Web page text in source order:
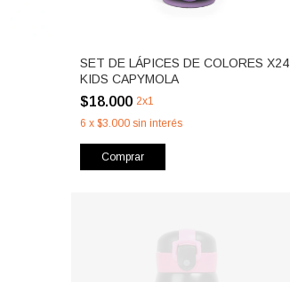
SET DE LÁPICES DE COLORES X24
KIDS CAPYMOLA
$18.000 2x1
6 x $3.000 sin interés
Comprar